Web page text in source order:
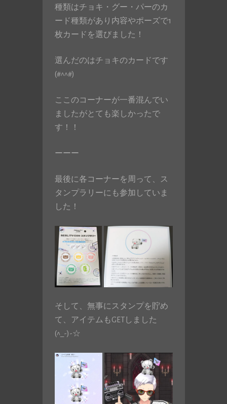
種類はチョキ・グー・パーのカ
ード種類があり内容やポーズで1
枚カードを選びました！
選んだのはチョキのカードです
(#^^#)
ここのコーナーが一番混んでい
ましたがとても楽しかったで
す！！
ーーー
最後に各コーナーを周って、ス
タンプラリーにも参加していま
した！
そして、無事にスタンプを貯め
て、アイテムもGETしました
(^_-)-☆